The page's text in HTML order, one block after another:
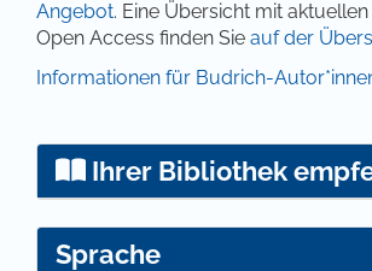
Angebot. Eine Übersicht mit
Open Access finden Sie auf der
Informationen für Budrich-
Ihrer Bibliothek
Sprache